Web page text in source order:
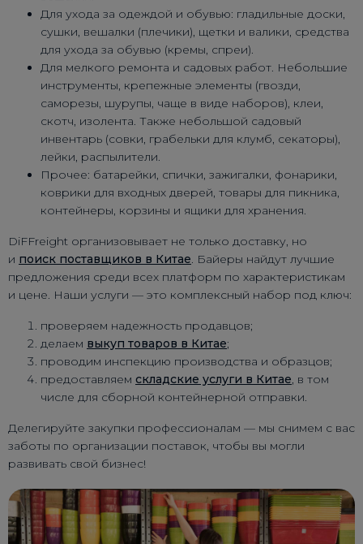
Для ухода за одеждой и обувью: гладильные доски,
сушки, вешалки (плечики), щетки и валики, средства
для ухода за обувью (кремы, спреи).
Для мелкого ремонта и садовых работ. Небольшие
инструменты, крепежные элементы (гвозди,
саморезы, шурупы, чаще в виде наборов), клеи,
скотч, изолента. Также небольшой садовый
инвентарь (совки, грабельки для клумб, секаторы),
лейки, распылители.
Прочее: батарейки, спички, зажигалки, фонарики,
коврики для входных дверей, товары для пикника,
контейнеры, корзины и ящики для хранения.
DiFFreight организовывает не только доставку, но
и поиск поставщиков в Китае. Байеры найдут лучшие
предложения среди всех платформ по характеристикам
и цене. Наши услуги — это комплексный набор под ключ:
проверяем надежность продавцов;
делаем выкуп товаров в Китае;
проводим инспекцию производства и образцов;
предоставляем складские услуги в Китае, в том
числе для сборной контейнерной отправки.
Делегируйте закупки профессионалам — мы снимем с вас
заботы по организации поставок, чтобы вы могли
развивать свой бизнес!